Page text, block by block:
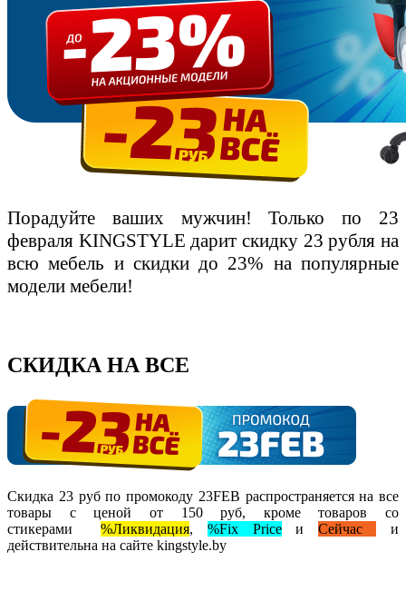
Порадуйте ваших мужчин! Только по 23
февраля KINGSTYLE дарит скидку 23 рубля на
всю мебель и скидки до 23% на популярные
модели мебели!
СКИДКА НА ВСЕ
Скидка 23 руб по промокоду 23FEB распространяется на все
товары с ценой от 150 руб, кроме товаров со
стикерами%Ликвидация, %Fix Priceи Сейчас
и
действительна на сайте kingstyle.by